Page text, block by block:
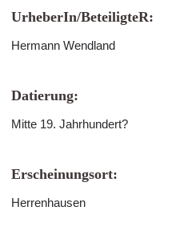
UrheberIn/BeteiligteR:
Hermann Wendland
Datierung:
Mitte 19. Jahrhundert?
Erscheinungsort:
Herrenhausen